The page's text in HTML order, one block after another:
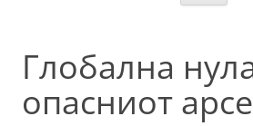
Глобална
опасниот